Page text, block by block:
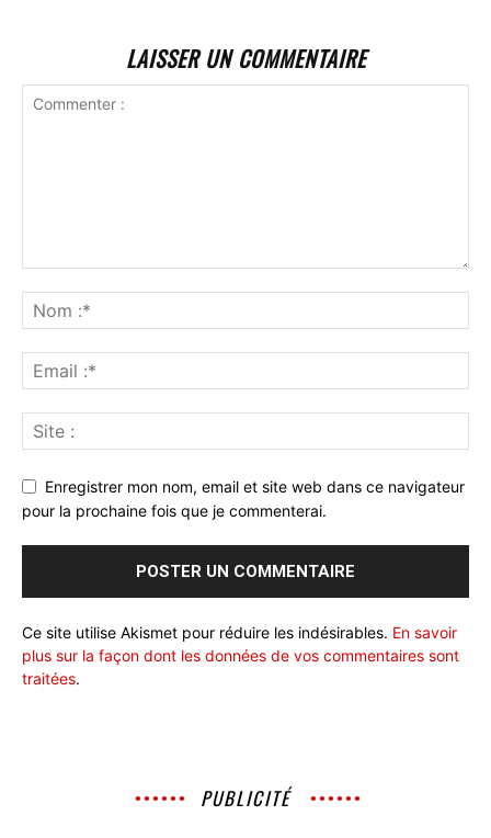
LAISSER UN COMMENTAIRE
Enregistrer mon nom, email et site web dans ce navigateur
pour la prochaine fois que je commenterai.
Ce site utilise Akismet pour réduire les indésirables. En savoir
plus sur la façon dont les données de vos commentaires sont
traitées.
PUBLICITÉ